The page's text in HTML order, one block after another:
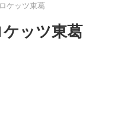
ケッツ東葛
ッツ東葛